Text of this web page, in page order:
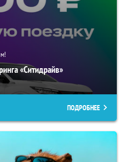
«Ситидрайв»
ПОДРОБНЕЕ